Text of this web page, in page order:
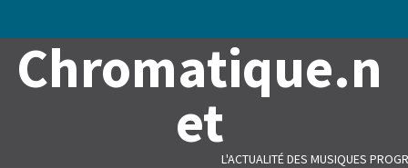
Chromatique.n
et
L'ACTUALITÉ DES MUSIQUES